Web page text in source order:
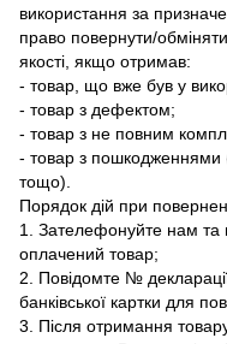
використання за
право повернути/
якості, якщо отримав:
- товар, що вже був у
- товар з дефектом;
- товар з не повним
- товар з
тощо).
Порядок дій при
1. Зателефонуйте нам та
оплачений товар;
2. Повідомте №
банківської картки для
3. Після отримання